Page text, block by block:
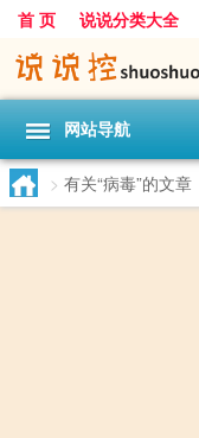
首 页 说说分类大全
励志
爱情
网站导航
> 有关“病毒”的文章